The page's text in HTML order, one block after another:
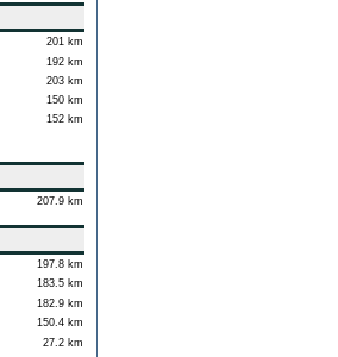
201 km
192 km
203 km
150 km
152 km
207.9 km
197.8 km
183.5 km
182.9 km
150.4 km
27.2 km